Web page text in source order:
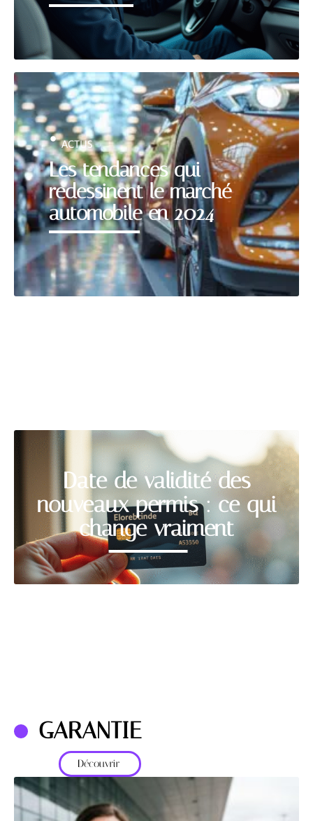
Les tendances qui
redessinent le marché
automobile en 2024
ACTUS
Date de validité des
nouveaux permis : ce qui
change vraiment
GARANTIE
Découvrir